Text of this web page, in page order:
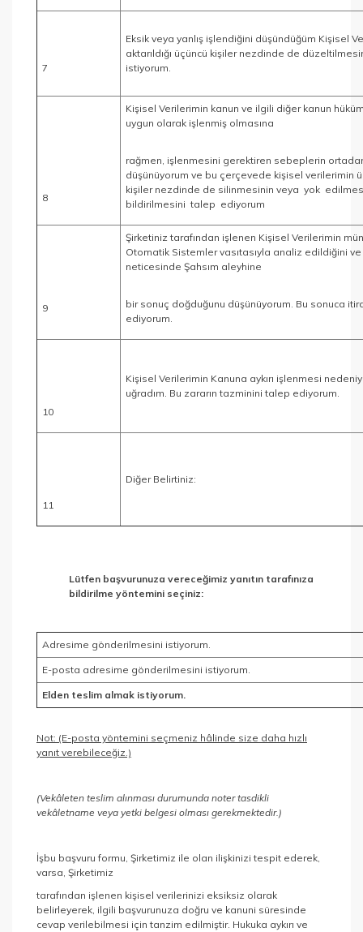
7
Eksik veya yanlış işlendiğini düşündüğüm Kişisel
aktarıldığı üçüncü kişiler nezdinde de
istiyorum.
8
Kişisel Verilerimin kanun ve ilgili diğer kanun
uygun olarak işlenmiş olmasına
rağmen, işlenmesini gerektiren sebeplerin ortadan
düşünüyorum ve bu çerçevede kişisel verilerimin
kişiler nezdinde de silinmesinin veya yok
bildirilmesini talep ediyorum
9
Şirketiniz tarafından işlenen Kişisel Verilerimin
Otomatik Sistemler vasıtasıyla analiz edildiğini
neticesinde Şahsım aleyhine
bir sonuç doğduğunu düşünüyorum. Bu sonuca
ediyorum.
10
Kişisel Verilerimin Kanuna aykırı işlenmesi
uğradım. Bu zararın tazminini talep ediyorum.
11
Diğer Belirtiniz:
Lütfen başvurunuza vereceğimiz yanıtın tarafınıza
bildirilme yöntemini seçiniz:
Adresime gönderilmesini istiyorum.
E-posta adresime gönderilmesini istiyorum.
Elden teslim almak istiyorum.
Not: (E-posta yöntemini seçmeniz hâlinde size daha hızlı
yanıt verebileceğiz.)
(Vekâleten teslim alınması durumunda noter tasdikli
vekâletname veya yetki belgesi olması gerekmektedir.)
İşbu başvuru formu, Şirketimiz ile olan ilişkinizi tespit ederek,
varsa, Şirketimiz
tarafından işlenen kişisel verilerinizi eksiksiz olarak
belirleyerek, ilgili başvurunuza doğru ve kanuni süresinde
cevap verilebilmesi için tanzim edilmiştir. Hukuka aykırı ve